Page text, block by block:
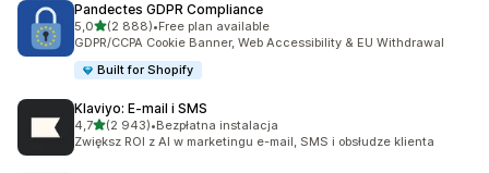
Pandectes GDPR Compliance
5,0na 5 gwiazdek
(2 888)
Łączna liczba recenzji: 2888
•Free plan available
GDPR/CCPA Cookie Banner, Web Accessibility & EU Withdrawal
Built for Shopify
Klaviyo: E‑mail i SMS
4,7na 5 gwiazdek
(2 943)
Łączna liczba recenzji: 2943
•Bezpłatna instalacja
Zwiększ ROI z AI w marketingu e-mail, SMS i obsłudze klienta